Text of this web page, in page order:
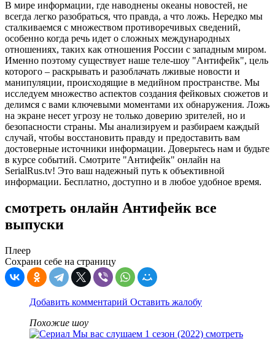
В мире информации, где наводнены океаны новостей, не
всегда легко разобраться, что правда, а что ложь. Нередко мы
сталкиваемся с множеством противоречивых сведений,
особенно когда речь идет о сложных международных
отношениях, таких как отношения России с западным миром.
Именно поэтому существует наше теле-шоу "Антифейк", цель
которого – раскрывать и разоблачать лживые новости и
манипуляции, происходящие в медийном пространстве. Мы
исследуем множество аспектов создания фейковых сюжетов и
делимся с вами ключевыми моментами их обнаружения. Ложь
на экране несет угрозу не только доверию зрителей, но и
безопасности страны. Мы анализируем и разбираем каждый
случай, чтобы восстановить правду и предоставить вам
достоверные источники информации. Доверьтесь нам и будьте
в курсе событий. Смотрите "Антифейк" онлайн на
SerialRus.tv! Это ваш надежный путь к объективной
информации. Бесплатно, доступно и в любое удобное время.
смотреть онлайн Антифейк все
выпуски
Плеер
Сохрани себе на страницу
Добавить комментарий Оставить жалобу
Похожие шоу